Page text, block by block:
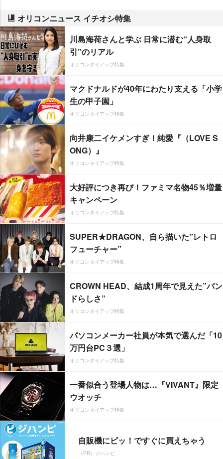
オリコンニュース イチオシ特集
川島海荷さんと学ぶ 日常に潜む“人身取
引”のリアル
オリコンタイアップ特集
マクドナルドが40年にわたり支える「小学
生の甲子園」
オリコンタイアップ特集
向井康二イケメンすぎ！純愛『（LOVE S
ONG）』
オリコンタイアップ特集
大好評につき再び！ファミマ名物45％増量
キャンペーン
オリコンタイアップ特集
SUPER★DRAGON、自ら描いた”レトロ
フューチャー”
オリコンタイアップ特集
CROWN HEAD、結成1周年で見えた”バン
ドらしさ”
オリコンタイアップ特集
パソコンメーカー社員が本気で選んだ「10
万円台PC３選」
オリコンタイアップ特集
一番似合う登場人物は…『VIVANT』限定
ウオッチ
オリコンタイアップ特集
自販機にピッ！ですぐに買えちゃう
（PR）ジハンピ